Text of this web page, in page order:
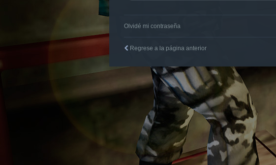
Olvidé mi contraseña
Regrese a la página anterior